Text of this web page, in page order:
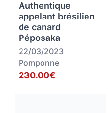
Authentique
appelant brésilien
de canard
Péposaka
22/03/2023
Pomponne
230.00€